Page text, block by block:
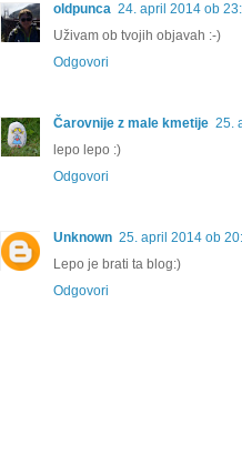
oldpunca 24. april 2014 ob
Uživam ob tvojih objavah :-)
Odgovori
Čarovnije z male kmetije 25.
lepo lepo :)
Odgovori
Unknown 25. april 2014 ob
Lepo je brati ta blog:)
Odgovori